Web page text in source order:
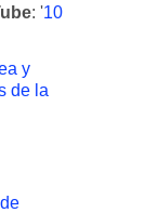
: '10
y
de la